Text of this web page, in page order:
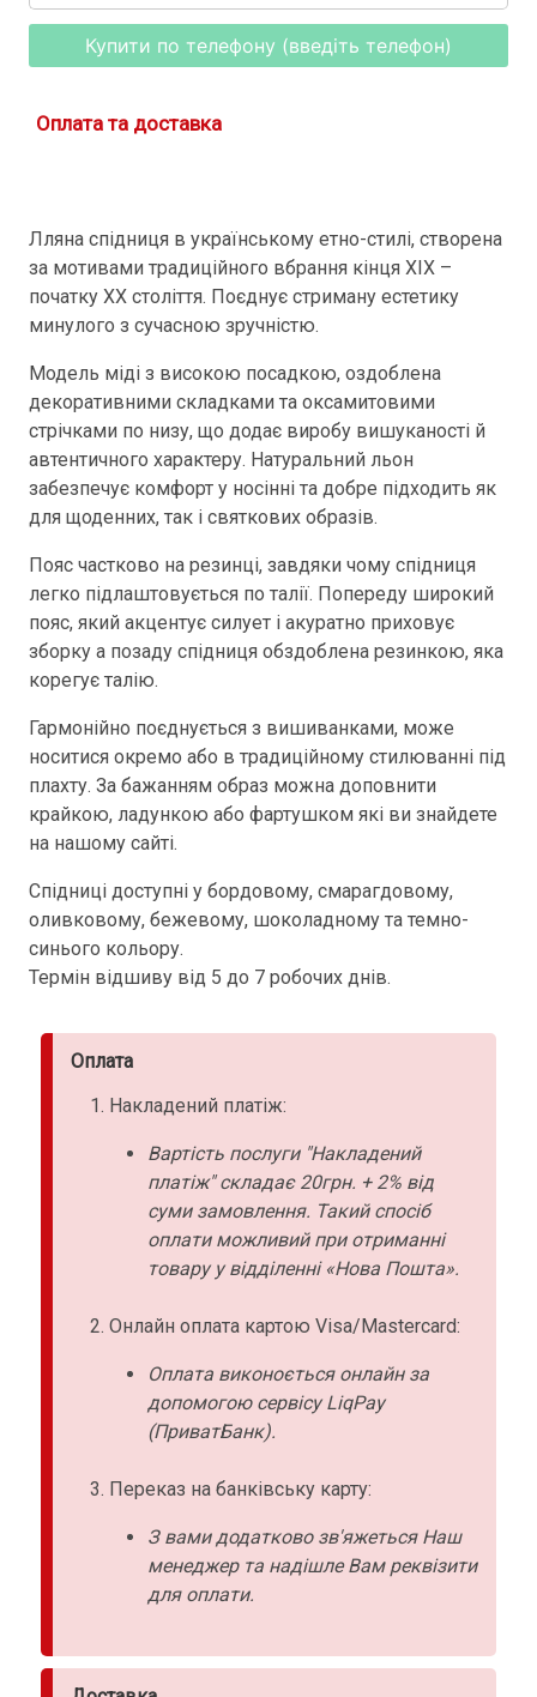
Купити по телефону (введіть телефон)
Оплата та доставка
Лляна спідниця в українському етно-стилі, створена
за мотивами традиційного вбрання кінця ХІХ –
початку ХХ століття. Поєднує стриману естетику
минулого з сучасною зручністю.
Модель міді з високою посадкою, оздоблена
декоративними складками та оксамитовими
стрічками по низу, що додає виробу вишуканості й
автентичного характеру. Натуральний льон
забезпечує комфорт у носінні та добре підходить як
для щоденних, так і святкових образів.
Пояс частково на резинці, завдяки чому спідниця
легко підлаштовується по талії. Попереду широкий
пояс, який акцентує силует і акуратно приховує
зборку а позаду спідниця обздоблена резинкою, яка
корегує талію.
Гармонійно поєднується з вишиванками, може
носитися окремо або в традиційному стилюванні під
плахту. За бажанням образ можна доповнити
крайкою, ладункою або фартушком які ви знайдете
на нашому сайті.
Спідниці доступні у бордовому, смарагдовому,
оливковому, бежевому, шоколадному та темно-
синього кольору.
Термін відшиву від 5 до 7 робочих днів.
Оплата
Накладений платіж:
Вартість послуги "Накладений
платіж" складає 20грн. + 2% від
суми замовлення. Такий спосіб
оплати можливий при отриманні
товару у відділенні «Нова Пошта».
Онлайн оплата картою Visa/Mastercard:
Оплата виконоється онлайн за
допомогою сервісу LiqPay
(ПриватБанк).
Переказ на банківську карту:
З вами додатково зв'яжеться Наш
менеджер та надішле Вам реквізити
для оплати.